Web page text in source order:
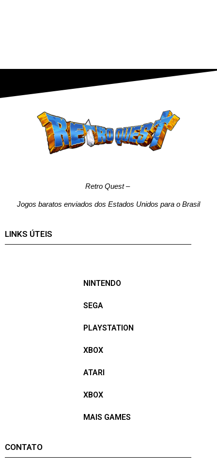
Retro Quest–
Jogos baratos enviados dos Estados Unidos para o Brasil
LINKS ÚTEIS
NINTENDO
SEGA
PLAYSTATION
XBOX
ATARI
XBOX
MAIS GAMES
CONTATO